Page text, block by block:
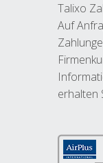
Talixo
Auf
erhalten